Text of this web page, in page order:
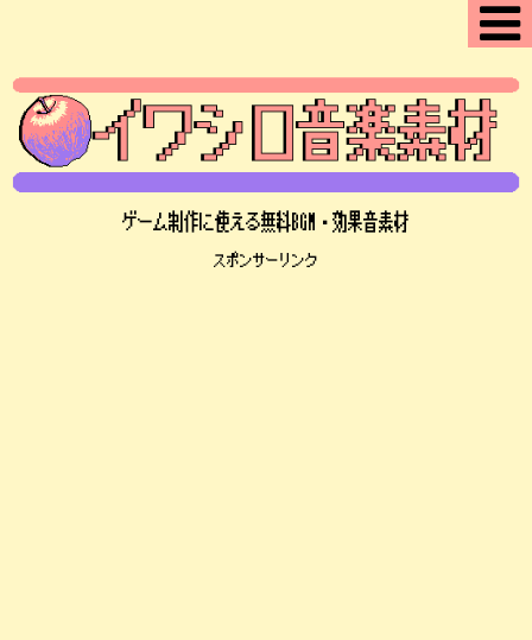
ゲーム制作に使える無料BGM・効果音素材
スポンサーリンク